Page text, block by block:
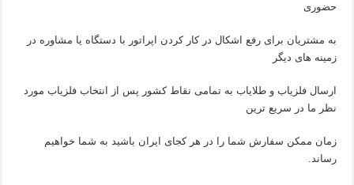
حضوری
به مشتریان برای رفع اشکال در کار کردن اپراتور با دستگاه یا مشاوره در
زمینه های دیگر
ارسال فلزیاب و طلایاب به تمامی نقاط کشور پس از انتخاب فلزیاب مورد
نظر ما در سریع ترین
زمان ممکن سفارش شما را در هر کجای ایران باشید به شما خواهیم
رساند.